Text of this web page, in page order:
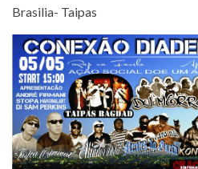
Brasilia- Taipas